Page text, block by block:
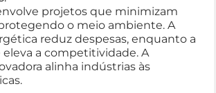
projetos que minimizam
o meio ambiente. A
reduz despesas, enquanto a
a competitividade. A
alinha indústrias às